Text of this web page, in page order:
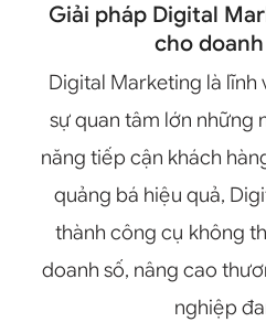
Giải pháp Digital
cho
Digital Marketing là
sự quan tâm lớn những
năng tiếp cận khách
quảng bá hiệu quả,
thành công cụ không
doanh số, nâng cao
nghiệp